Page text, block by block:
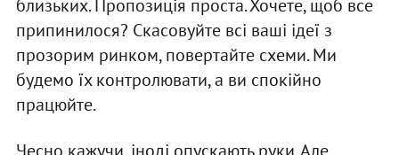
близьких. Пропозиція проста. Хочете, щоб все
припинилося? Скасовуйте всі ваші ідеї з
прозорим ринком, повертайте схеми. Ми
будемо їх контролювати, а ви спокійно
працюйте.
Чесно кажучи, іноді опускають руки. Але